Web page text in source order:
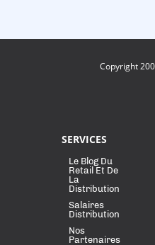
Copyright
SERVICES
Le Blog Du
Retail Et De
La
Distribution
Salaires
Distribution
Nos
Partenaires